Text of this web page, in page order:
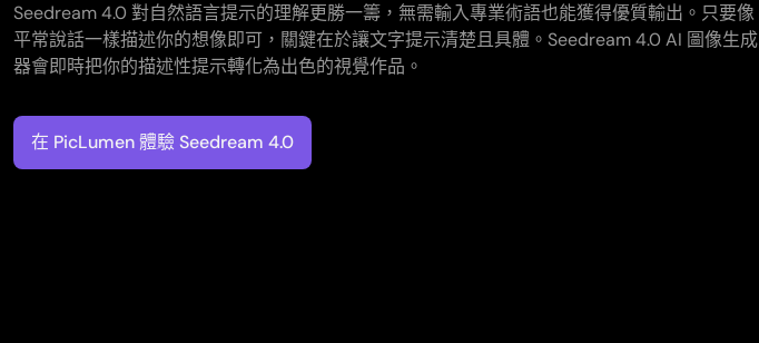
Seedream 4.0 對自然語言提示的理解更勝一籌，無需輸入專業術語也能獲得優質輸出。只要像
平常說話一樣描述你的想像即可，關鍵在於讓文字提示清楚且具體。Seedream 4.0 AI 圖像生成
器會即時把你的描述性提示轉化為出色的視覺作品。
在 PicLumen 體驗 Seedream 4.0